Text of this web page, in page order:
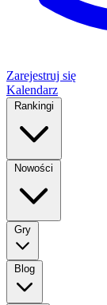
Zarejestruj się
Kalendarz
Rankingi
Nowości
Gry
Blog